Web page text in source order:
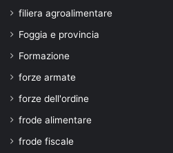
filiera agroalimentare
Foggia e provincia
Formazione
forze armate
forze dell'ordine
frode alimentare
frode fiscale